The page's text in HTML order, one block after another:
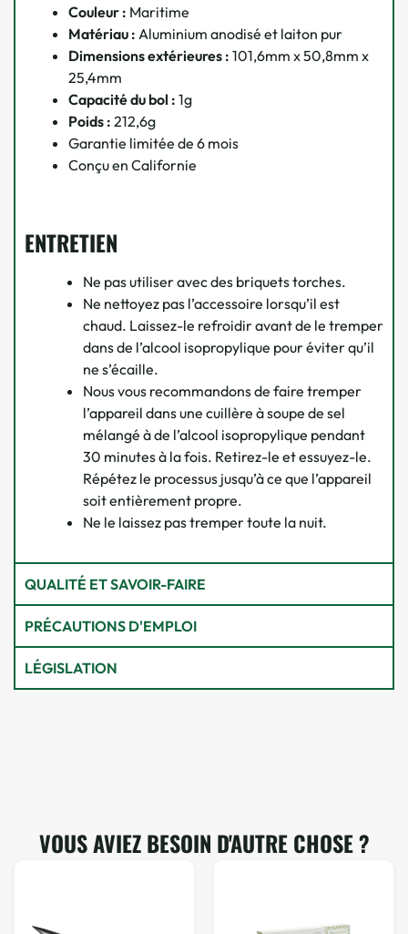
Couleur : Maritime
Matériau : Aluminium anodisé et laiton pur
Dimensions extérieures : 101,6mm x 50,8mm x
25,4mm
Capacité du bol : 1g
Poids : 212,6g
Garantie limitée de 6 mois
Conçu en Californie
ENTRETIEN
Ne pas utiliser avec des briquets torches.
Ne nettoyez pas l’accessoire lorsqu’il est
chaud. Laissez-le refroidir avant de le tremper
dans de l’alcool isopropylique pour éviter qu’il
ne s’écaille.
Nous vous recommandons de faire tremper
l’appareil dans une cuillère à soupe de sel
mélangé à de l’alcool isopropylique pendant
30 minutes à la fois. Retirez-le et essuyez-le.
Répétez le processus jusqu’à ce que l’appareil
soit entièrement propre.
Ne le laissez pas tremper toute la nuit.
QUALITÉ ET SAVOIR-FAIRE
PRÉCAUTIONS D'EMPLOI
LÉGISLATION
VOUS AVIEZ BESOIN D'AUTRE CHOSE ?